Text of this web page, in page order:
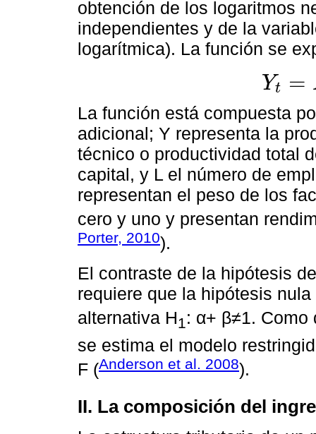
obtención de los logaritmos
independientes y de la
logarítmica). La función se
Yt =
Yt =A αLβ
La función está compuesta
adicional; Y representa la
técnico o productividad total
capital, y L el número de
representan el peso de los
cero y uno y presentan
Porter, 2010).
El contraste de la hipótesis
requiere que la hipótesis nula
alternativa H1: α+ β≠1.
se estima el modelo
F (Anderson et al. 2008).
II. La composición del